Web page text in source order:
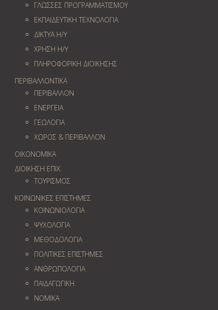
ΓΛΩΣΣΕΣ ΠΡΟΓΡΑΜΜΑΤΙΣΜΟΥ
ΕΚΠΑΙΔΕΥΤΙΚΗ ΤΕΧΝΟΛΟΓΙΑ
ΔΙΚΤΥΑ Η/Υ
ΧΡΗΣΗ Η/Υ
ΠΛΗΡΟΦΟΡΙΚΗ ΔΙΟΙΚΗΣΗΣ
ΠΕΡΙΒΑΛΛΟΝΤΙΚΑ
ΠΕΡΙΒΑΛΛΟΝ
ΕΝΕΡΓΕΙΑ
ΓΕΩΛOΓΙΑ
ΧΩΡΟΣ & ΠΕΡΙΒΑΛΛΟΝ
ΟΙΚΟΝΟΜΙΚΑ
ΔΙΟΙΚΗΣΗ ΕΠΙΧ.
ΤΟΥΡΙΣΜΟΣ
ΚΟΙΝΩΝΙΚΕΣ ΕΠΙΣΤΗΜΕΣ
ΚΟΙΝΩΝΙΟΛΟΓΙΑ
ΨΥΧΟΛΟΓΙΑ
ΜΕΘΟΔΟΛΟΓΙΑ
ΠΟΛΙΤΙΚΕΣ ΕΠΙΣΤΗΜΕΣ
ΑΝΘΡΩΠΟΛΟΓΙΑ
ΠΑΙΔΑΓΩΓΙΚΗ
ΝΟΜΙΚΑ